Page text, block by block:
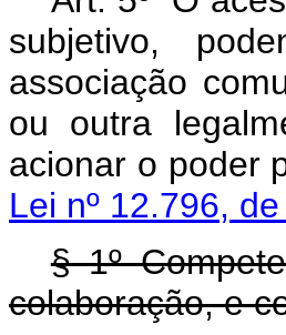
subjetivo,
associação
ou outra
acionar o
Lei nº 12.796,
§ 1º
colaboração, e